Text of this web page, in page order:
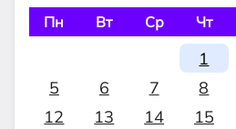
Пн Вт Ср Чт
1
5
6 7 8
12
13 14 15